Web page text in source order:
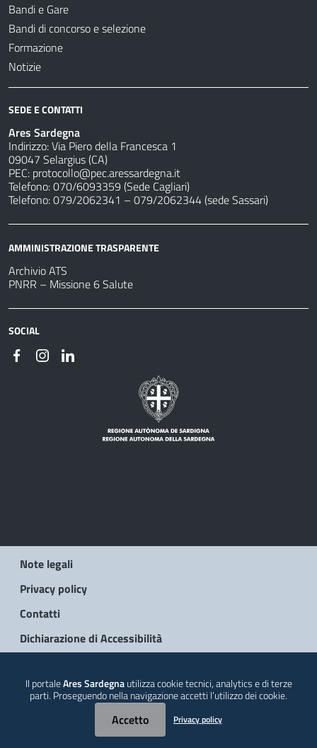
Bandi e Gare
Bandi di concorso e selezione
Formazione
Notizie
SEDE E CONTATTI
Ares Sardegna
Indirizzo: Via Piero della Francesca 1
09047 Selargius (CA)
PEC: protocollo@pec.aressardegna.it
Telefono: 070/6093359 (Sede Cagliari)
Telefono: 079/2062341 – 079/2062344 (sede Sassari)
AMMINISTRAZIONE TRASPARENTE
Archivio ATS
PNRR – Missione 6 Salute
SOCIAL
Note legali
Privacy policy
Contatti
Dichiarazione di Accessibilità
Il portaleAres Sardegnautilizza cookie tecnici, analytics e di terze
parti. Proseguendo nella navigazione accetti l’utilizzo dei cookie.
Accetto Privacy policy